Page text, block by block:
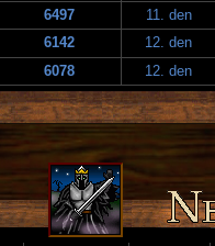
6497
11. den
6142
12. den
6078 12. den